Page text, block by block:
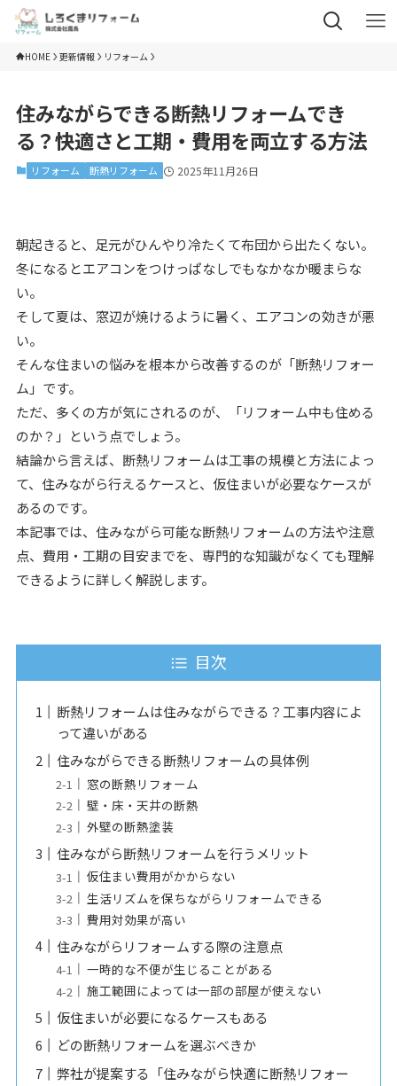
HOME 更新情報 リフォーム
住みながらできる断熱リフォームでき
る？快適さと工期・費用を両立する方法
リフォーム 断熱リフォーム 2025年11月26日
朝起きると、足元がひんやり冷たくて布団から出たくない。
冬になるとエアコンをつけっぱなしでもなかなか暖まらな
い。
そして夏は、窓辺が焼けるように暑く、エアコンの効きが悪
い。
そんな住まいの悩みを根本から改善するのが「断熱リフォー
ム」です。
ただ、多くの方が気にされるのが、「リフォーム中も住める
のか？」という点でしょう。
結論から言えば、断熱リフォームは工事の規模と方法によっ
て、住みながら行えるケースと、仮住まいが必要なケースが
あるのです。
本記事では、住みながら可能な断熱リフォームの方法や注意
点、費用・工期の目安までを、専門的な知識がなくても理解
できるように詳しく解説します。
目次
断熱リフォームは住みながらできる？工事内容によ
って違いがある
住みながらできる断熱リフォームの具体例
窓の断熱リフォーム
壁・床・天井の断熱
外壁の断熱塗装
住みながら断熱リフォームを行うメリット
仮住まい費用がかからない
生活リズムを保ちながらリフォームできる
費用対効果が高い
住みながらリフォームする際の注意点
一時的な不便が生じることがある
施工範囲によっては一部の部屋が使えない
仮住まいが必要になるケースもある
どの断熱リフォームを選ぶべきか
弊社が提案する「住みながら快適に断熱リフォー